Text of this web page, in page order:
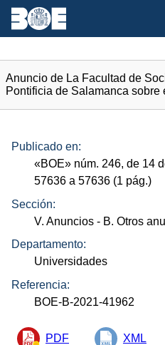
Anuncio de La Facultad de
Pontificia de Salamanca
Publicado en:
«BOE» núm. 246, de 14
57636 a 57636 (1 pág.)
Sección:
V. Anuncios - B. Otros
Departamento:
Universidades
Referencia:
BOE-B-2021-41962
PDF XML